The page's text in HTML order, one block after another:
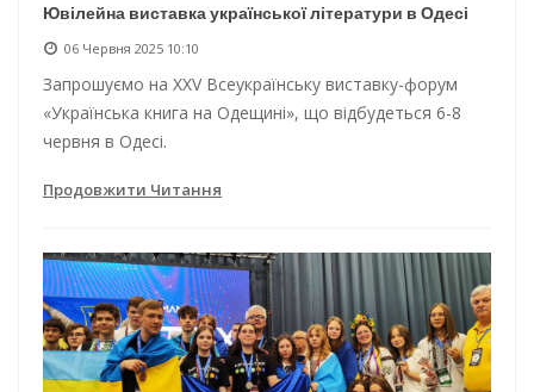
Ювілейна виставка української літератури в Одесі
06 Червня 2025 10:10
Запрошуємо на XXV Всеукраїнську виставку-форум
«Українська книга на Одещині», що відбудеться 6-8
червня в Одесі.
Продовжити Читання